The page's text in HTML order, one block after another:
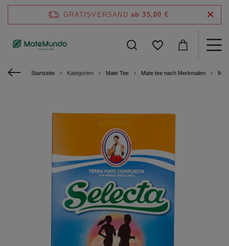
GRATISVERSAND ab 35,00 €
Startseite Kategorien Mate Tee Mate tee nach Merkmalen